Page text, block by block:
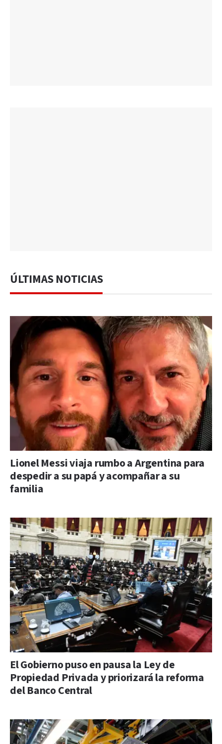
ÚLTIMAS NOTICIAS
Lionel Messi viaja rumbo a Argentina para
despedir a su papá y acompañar a su
familia
El Gobierno puso en pausa la Ley de
Propiedad Privada y priorizará la reforma
del Banco Central